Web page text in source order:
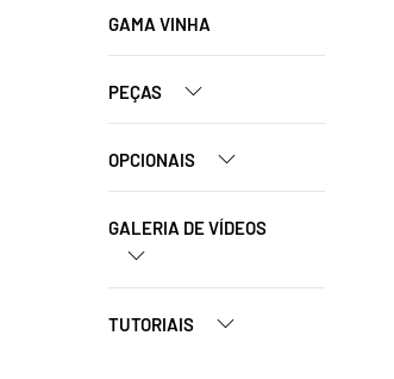
GAMA VINHA
PEÇAS
OPCIONAIS
GALERIA DE VÍDEOS
TUTORIAIS